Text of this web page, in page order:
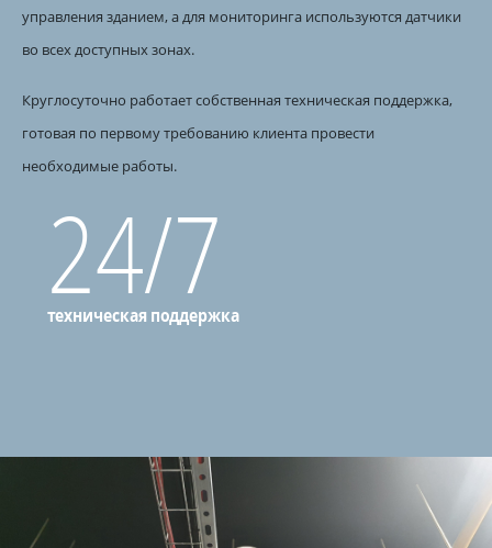
управления зданием, а для мониторинга используются датчики
во всех доступных зонах.
Круглосуточно работает собственная техническая поддержка,
готовая по первому требованию клиента провести
необходимые работы.
24/7
техническая поддержка